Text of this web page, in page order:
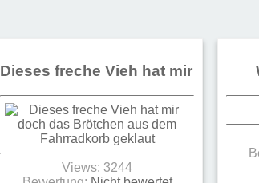
Dieses freche Vieh hat mir doch
Views: 3244